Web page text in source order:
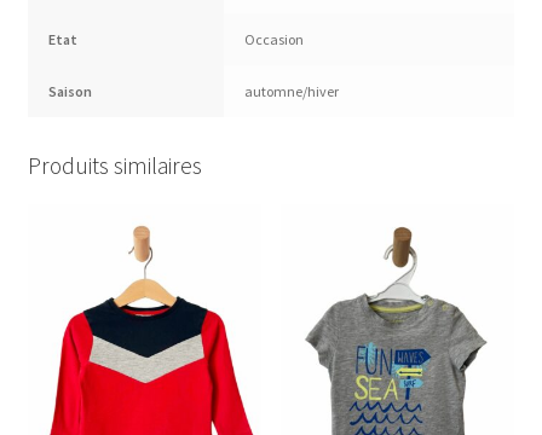
Etat Occasion
Saison automne/hiver
Produits similaires